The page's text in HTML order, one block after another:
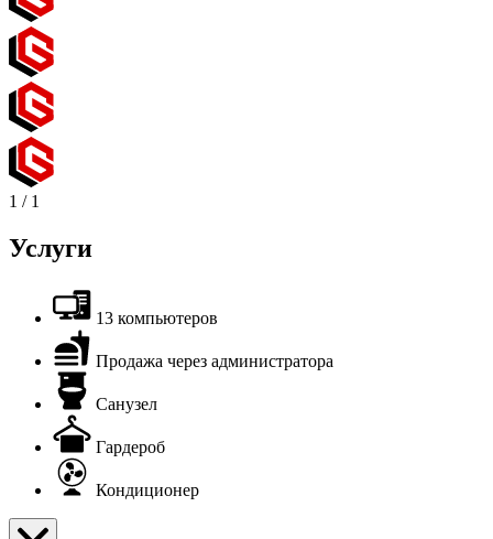
1 / 1
Услуги
13 компьютеров
Продажа через администратора
Санузел
Гардероб
Кондиционер